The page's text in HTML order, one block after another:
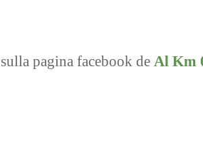
pagina facebook de Al Km